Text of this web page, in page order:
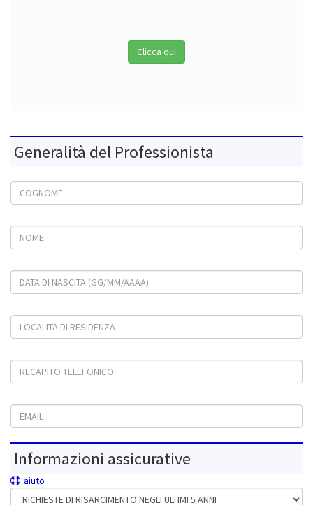
Clicca qui
Generalità del Professionista
Informazioni assicurative
aiuto